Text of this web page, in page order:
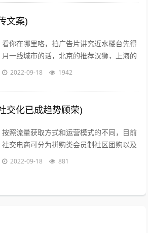
文案)
看你在哪里咯，拍广告片讲究近水楼台先得
月一线城市的话，北京的推荐汉狮，上海的
赤马，广州的平方影视，深圳的就宝视达了
2022-09-18 1942
交化已成趋势顾荣)
按照流量获取方式和运营模式的不同，目前
社交电商可分为拼购类会员制社区团购以及
内容类四种典型的商业模式拼购类以拼多多
2022-09-18 881